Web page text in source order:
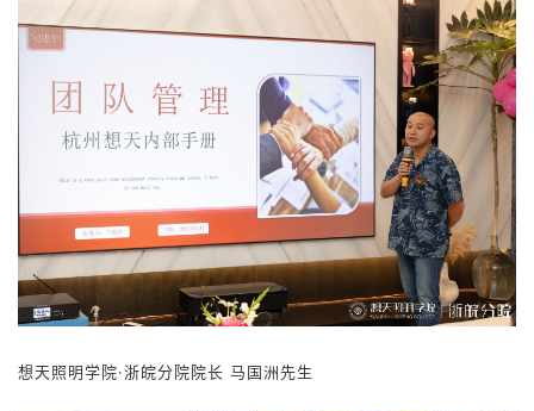
想天照明学院·浙皖分院院长 马国洲先生